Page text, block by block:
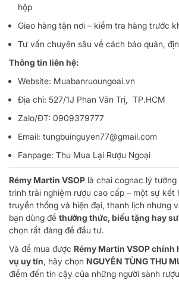
hộp
Giao hàng tận nơi – kiểm tra hàng trước
Tư vấn chuyên sâu về cách bảo quản,
Thông tin liên hệ:
Website: Muabanruoungoai.vn
Địa chỉ: 527/1J Phan Văn Trị, TP.HCM
Zalo/ĐT: 0909379777
Email: tungbuinguyen77@gmail.com
Fanpage: Thu Mua Lại Rượu Ngoại
Rémy Martin VSOP là chai cognac lý
trình trải nghiệm rượu cao cấp – một sự kết
truyền thống và hiện đại, thanh lịch nhưng
bạn dùng để thưởng thức, biếu tặng hay
chọn rất đáng để đầu tư.
Và để mua được Rémy Martin VSOP chính
vụ uy tín, hãy chọn NGUYÊN TÙNG THU
điểm đến tin cậy của những người sành